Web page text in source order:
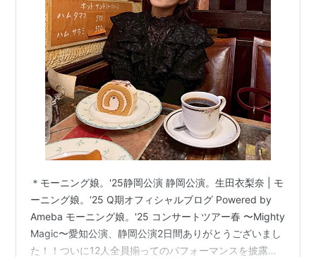
＊モーニング娘。'25静岡公演 静岡公演。生田衣梨奈 | モ
ーニング娘。‘25 Q期オフィシャルブログ Powered by
Ameba モーニング娘。'25 コンサートツアー春 〜Mighty
Magic〜愛知公演、静岡公演2日間ありがとうございまし
た！！ついに12人全員揃ってのパフォーマンスを披露す